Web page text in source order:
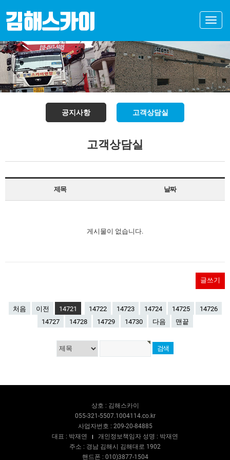
Toggle
공지사항 고객상담실
고객상담실
제목 날짜
게시물이 없습니다.
글쓰기
처음 이전 14721 14722 14723 14724 14725
14726
14727
14728 14729 14730 다음 맨끝
상호 : 김해스카이
055-321-5507.1004114.co.kr
사업자번호 : 209-20-84885
대표 : 박재연
개인정보책임자 성명 : 박재연
주소 : 경남 김해시 김해대로 1902
핸드폰 : 010)3877-1504